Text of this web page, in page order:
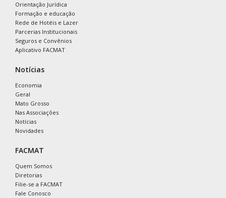
Orientação Jurídica
Formação e educação
Rede de Hotéis e Lazer
Parcerias Institucionais
Seguros e Convênios
Aplicativo FACMAT
Notícias
Economia
Geral
Mato Grosso
Nas Associações
Notícias
Novidades
FACMAT
Quem Somos
Diretorias
Filie-se a FACMAT
Fale Conosco